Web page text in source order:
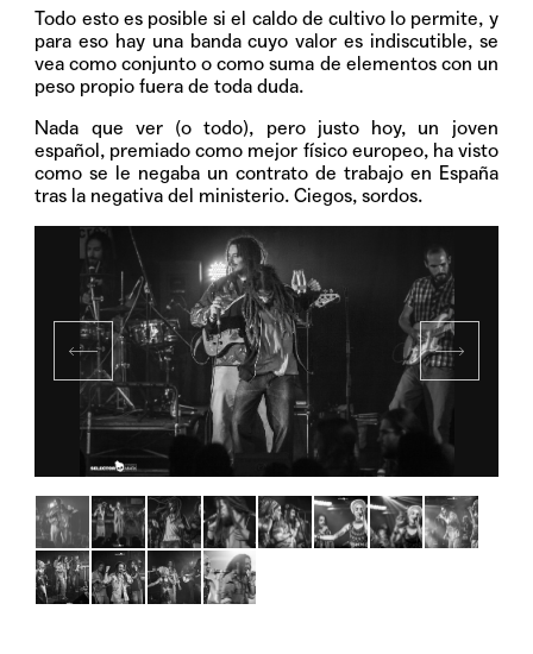
Todo esto es posible si el caldo de cultivo lo permite, y
para eso hay una banda cuyo valor es indiscutible, se
vea como conjunto o como suma de elementos con un
peso propio fuera de toda duda.
Nada que ver (o todo), pero justo hoy, un joven
español, premiado como mejor físico europeo, ha visto
como se le negaba un contrato de trabajo en España
tras la negativa del ministerio. Ciegos, sordos.